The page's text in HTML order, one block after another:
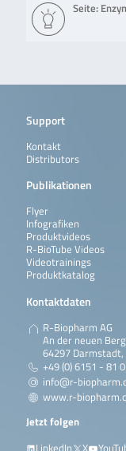
Seite:
Support
Kontakt
Distributors
Publikationen
Flyer
Infografiken
Produktvideos
R-BioTube Videos
Videotrainings
Produktkatalog
Kontaktdaten
R-Biopharm AG
An der neuen
64297 Darmstadt,
+49 (0) 6151 - 81
info@r-
www.r-
Jetzt folgen